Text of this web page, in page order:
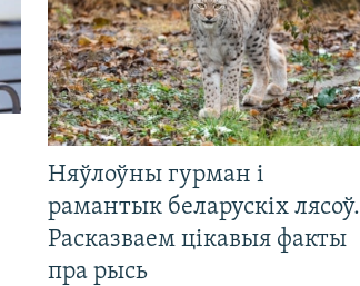
Няўлоўны гурман і
рамантык беларускіх лясоў.
Расказваем цікавыя факты
пра рысь